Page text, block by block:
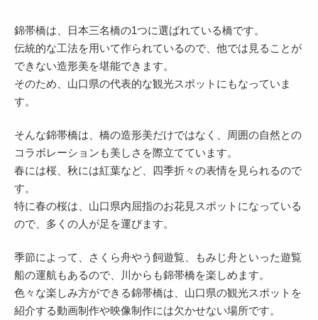
錦帯橋は、日本三名橋の1つに選ばれている橋です。
伝統的な工法を用いて作られているので、他では見ることが
できない造形美を堪能できます。
そのため、山口県の代表的な観光スポットにもなっていま
す。
そんな錦帯橋は、橋の造形美だけではなく、周囲の自然との
コラボレーションも美しさを際立てています。
春には桜、秋には紅葉など、四季折々の表情を見られるので
す。
特に春の桜は、山口県内屈指のお花見スポットになっている
ので、多くの人が足を運びます。
季節によって、さくら舟やう飼遊覧、もみじ舟といった遊覧
船の運航もあるので、川からも錦帯橋を楽しめます。
色々な楽しみ方ができる錦帯橋は、山口県の観光スポットを
紹介する動画制作や映像制作には欠かせない場所です。